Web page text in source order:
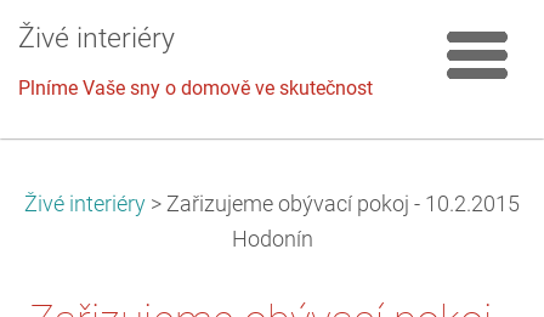
Živé interiéry
Plníme Vaše sny o domově ve skutečnost
Živé interiéry > Zařizujeme obývací pokoj - 10.2.2015
Hodonín